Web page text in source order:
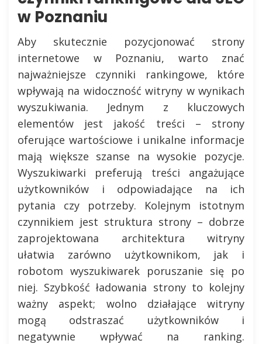
w Poznaniu
Aby skutecznie pozycjonować strony
internetowe w Poznaniu, warto znać
najważniejsze czynniki rankingowe, które
wpływają na widoczność witryny w wynikach
wyszukiwania. Jednym z kluczowych
elementów jest jakość treści – strony
oferujące wartościowe i unikalne informacje
mają większe szanse na wysokie pozycje.
Wyszukiwarki preferują treści angażujące
użytkowników i odpowiadające na ich
pytania czy potrzeby. Kolejnym istotnym
czynnikiem jest struktura strony – dobrze
zaprojektowana architektura witryny
ułatwia zarówno użytkownikom, jak i
robotom wyszukiwarek poruszanie się po
niej. Szybkość ładowania strony to kolejny
ważny aspekt; wolno działające witryny
mogą odstraszać użytkowników i
negatywnie wpływać na ranking.